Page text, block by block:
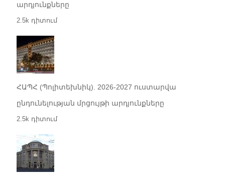
արդյունքները
2.5k դիտում
ՀԱՊՀ (Պոլիտեխնիկ). 2026-2027 ուստարվա
ընդունելության մրցույթի արդյունքները
2.5k դիտում